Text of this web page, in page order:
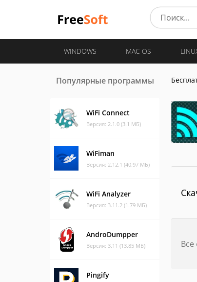
WINDOWS MAC OS
Популярные программы
WiFi Connect
Версия: 2.1.0 (3.1 МБ)
WiFiman
Версия: 2.12.1 (40.97 МБ)
WiFi Analyzer
Версия: 3.11.2 (1.79 МБ)
AndroDumpper
Версия: 3.11 (13.85 МБ)
Pingify